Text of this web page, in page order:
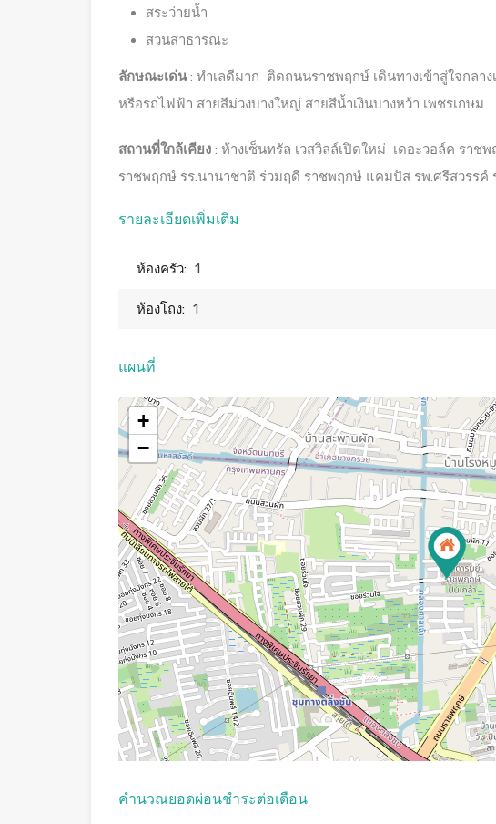
สระว่ายน้ำ
สวนสาธารณะ
ลักษณะเด่น: ทำเลดีมาก ติดถนนราชพฤกษ์ เดินทางเข้าสู่ใจกลา
หรือรถไฟฟ้า สายสีม่วงบางใหญ่ สายสีน้ำเงินบางหว้า เพชรเกษม
สถานที่ใกล้เคียง : ห้างเซ็นทรัล เวสวิลล์เปิดใหม่ เดอะวอล์ค ราช
ราชพฤกษ์ รร.นานาชาติ ร่วมฤดี ราชพฤกษ์ แคมปัส รพ.ศรีสวรรค์
รายละเอียดเพิ่มเติม
ห้องครัว: 1
ห้องโถง: 1
แผนที่
+
−
คํานวณยอดผ่อนชําระต่อเดือน